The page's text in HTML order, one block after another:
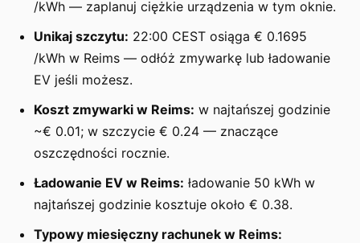
/kWh — zaplanuj ciężkie urządzenia w tym oknie.
Unikaj szczytu: 22:00 CEST osiąga € 0.1695
/kWh w Reims — odłóż zmywarkę lub ładowanie
EV jeśli możesz.
Koszt zmywarki w Reims: w najtańszej godzinie
~€ 0.01; w szczycie € 0.24 — znaczące
oszczędności rocznie.
Ładowanie EV w Reims: ładowanie 50 kWh w
najtańszej godzinie kosztuje około € 0.38.
Typowy miesięczny rachunek w Reims: